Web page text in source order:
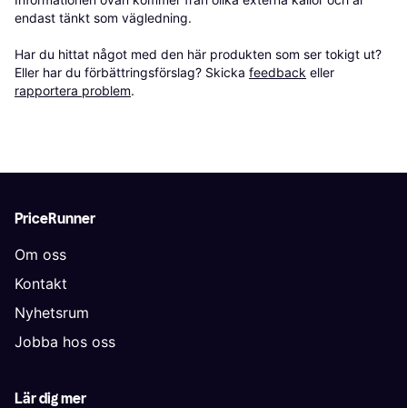
endast tänkt som vägledning.
Har du hittat något med den här produkten som ser tokigt ut?
Eller har du förbättringsförslag? Skicka feedback eller
rapportera problem.
PriceRunner
Om oss
Kontakt
Nyhetsrum
Jobba hos oss
Lär dig mer